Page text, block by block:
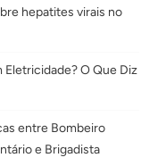
hepatites virais no
Eletricidade? O Que Diz
entre Bombeiro
e Brigadista